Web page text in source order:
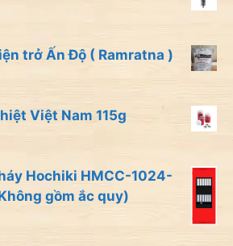
trở Ấn Độ ( Ramratna )
Việt Nam 115g
Hochiki HMCC-1024-
gồm ắc quy)